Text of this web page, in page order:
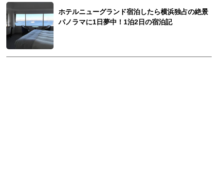
ホテルニューグランド宿泊したら横浜独占の絶景
パノラマに1日夢中！1泊2日の宿泊記